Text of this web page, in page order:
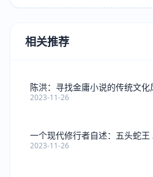
相关推荐
陈洪：寻找金庸小说的传统文化
2023-11-26
一个现代修行者自述：五头蛇王
2023-11-26